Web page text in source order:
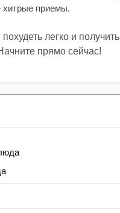
хитрые приемы.
легко и получить
прямо сейчас!